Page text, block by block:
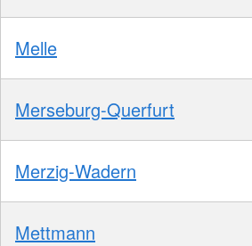
Melle
Merseburg-Querfurt
Merzig-Wadern
Mettmann